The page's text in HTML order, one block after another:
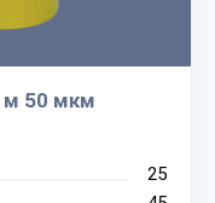
м 50 мкм
25